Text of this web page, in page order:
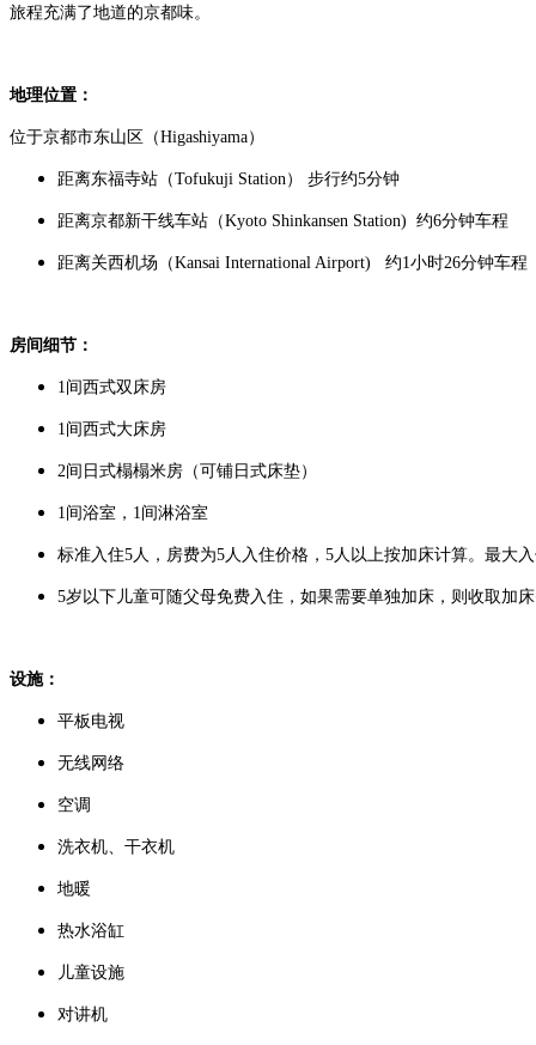
旅程充满了地道的京都味。
地理位置：
位于京都市东山区（Higashiyama）
距离东福寺站（Tofukuji Station） 步行约5分钟
距离京都新干线车站（Kyoto Shinkansen Station) 约6分钟车程
距离关西机场（Kansai International Airport) 约1小时26分钟车程
房间细节：
1间西式双床房
1间西式大床房
2间日式榻榻米房（可铺日式床垫）
1间浴室，1间淋浴室
标准入住5人，房费为5人入住价格，5人以上按加床计算。最大
5岁以下儿童可随父母免费入住，如果需要单独加床，则收取加
设施：
平板电视
无线网络
空调
洗衣机、干衣机
地暖
热水浴缸
儿童设施
对讲机